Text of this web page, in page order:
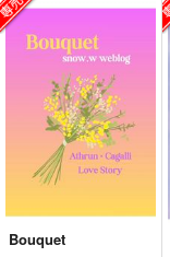
Bouquet